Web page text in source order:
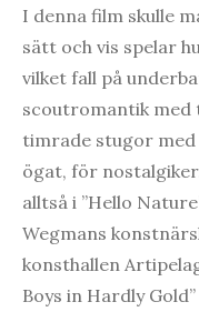
I denna film skulle
sätt och vis spelar
vilket fall på
scoutromantik med
timrade stugor
ögat, för
alltså i ”Hello
Wegmans
konsthallen
Boys in Hardly